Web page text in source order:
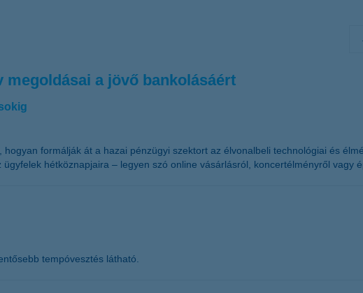
a jövő bankolásáért
formálják át a hazai pénzügyi szektort az élvonalbeli technológiai és
hétköznapjaira – legyen szó online vásárlásról, koncertélményről vagy
tempóvesztés látható.